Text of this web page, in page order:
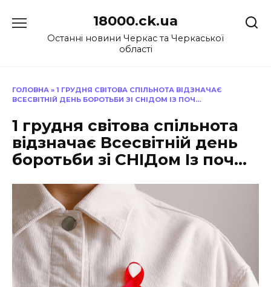
до
18000.ck.ua
Останні новини Черкас та Черкаської
області
ГОЛОВНА » 1 ГРУДНЯ СВІТОВА СПІЛЬНОТА ВІДЗНАЧАЄ
ВСЕСВІТНІЙ ДЕНЬ БОРОТЬБИ ЗІ СНІДОМ ІЗ ПОЧ…
1 грудня світова спільнота
відзначає Всесвітній день
боротьби зі СНІДом Із поч…